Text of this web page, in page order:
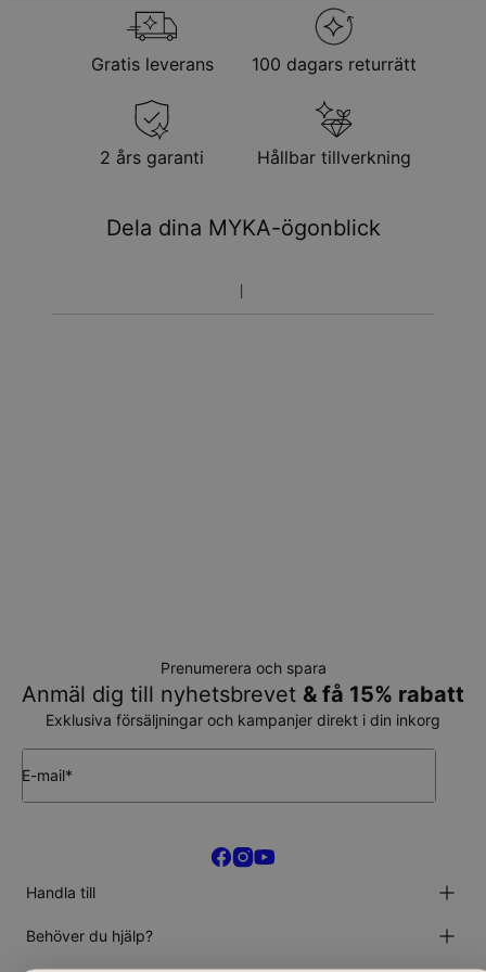
Gratis leverans 100 dagars returrätt
2 års garanti Hållbar tillverkning
Dela dina MYKA-ögonblick
Prenumerera och spara
Anmäl dig till nyhetsbrevet & få 15% rabatt
Exklusiva försäljningar och kampanjer direkt i din inkorg
E-mail*
Handla till
Armband
Ringar & Örhängen
Behöver du hjälp?
Kundservice